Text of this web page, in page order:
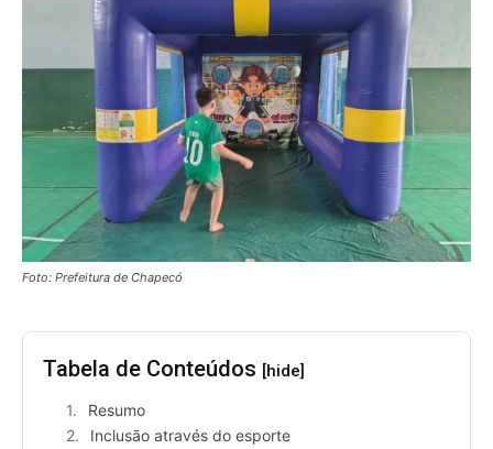
Foto: Prefeitura de Chapecó
Tabela de Conteúdos [hide]
Resumo
Inclusão através do esporte